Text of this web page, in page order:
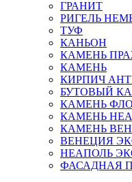
ГРАНИТ
РИГЕЛЬ
ТУФ
КАНЬОН
КАМЕНЬ
КАМЕНЬ
КИРПИЧ
БУТОВЫЙ
КАМЕНЬ
КАМЕНЬ
КАМЕНЬ
ВЕНЕЦИЯ
НЕАПОЛЬ
ФАСАДНАЯ